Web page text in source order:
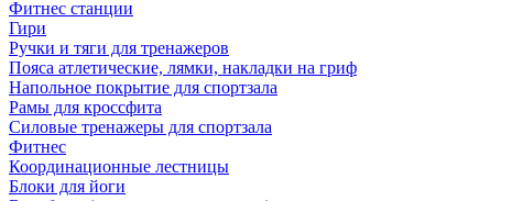
Фитнес станции
Гири
Ручки и тяги для тренажеров
Пояса атлетические, лямки, накладки на гриф
Напольное покрытие для спортзала
Рамы для кроссфита
Силовые тренажеры для спортзала
Фитнес
Координационные лестницы
Блоки для йоги